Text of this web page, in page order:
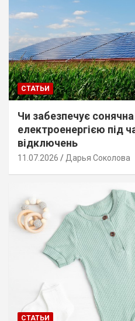
СТАТЬИ
Чи забезпечує
електроенергією під
відключень
11.07.2026 Дарья Соколова
СТАТЬИ